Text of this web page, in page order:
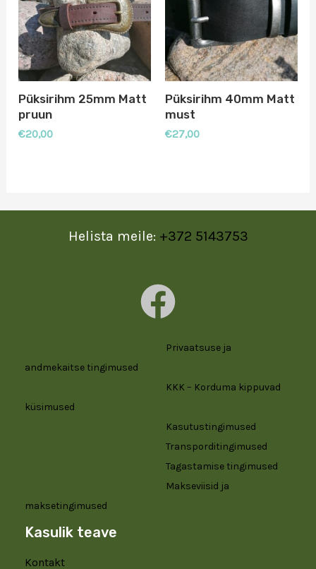
Püksirihm 25mm Matt
pruun
€20,00
Püksirihm 40mm Matt
must
€27,00
Helista meile: +372 5143753
Privaatsuse ja
andmekaitse tingimused
KKK – Korduma kippuvad
küsimused
Kasutustingimused
Transporditingimused
Tagastamise tingimused
Makseviisid ja
maksetingimused
Kasulik teave
Kontakt